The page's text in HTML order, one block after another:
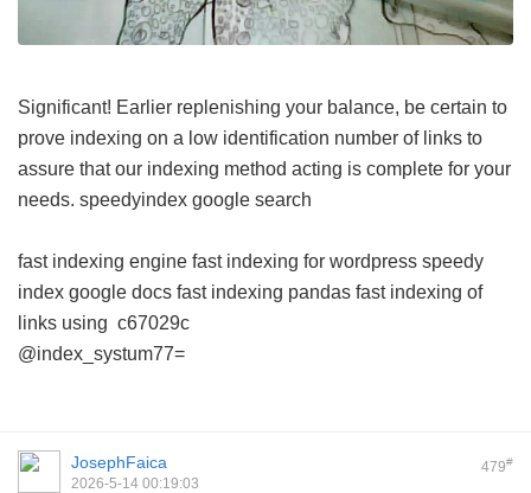
Significant! Earlier replenishing your balance, be certain to
prove indexing on a low identification number of links to
assure that our indexing method acting is complete for your
needs. speedyindex google search
fast indexing engine fast indexing for wordpress speedy
index google docs fast indexing pandas fast indexing of
links using c67029c
@index_systum77=
479#
JosephFaica
2026-5-14 00:19:03